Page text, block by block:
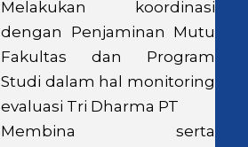
Melakukan koordinasi
dengan Penjaminan Mutu
Fakultas dan Program
Studi dalam hal monitoring
evaluasi Tri Dharma PT
Membina serta